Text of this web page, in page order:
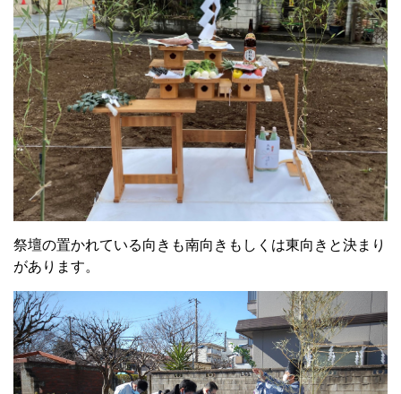
祭壇の置かれている向きも南向きもしくは東向きと決まり
があります。